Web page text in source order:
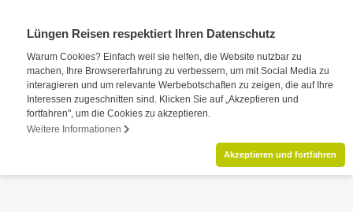
Lüngen Reisen respektiert Ihren Datenschutz
Warum Cookies? Einfach weil sie helfen, die Website nutzbar zu
machen, Ihre Browsererfahrung zu verbessern, um mit Social Media zu
interagieren und um relevante Werbebotschaften zu zeigen, die auf Ihre
Interessen zugeschnitten sind. Klicken Sie auf „Akzeptieren und
fortfahren", um die Cookies zu akzeptieren.
Weitere Informationen
Akzeptieren und fortfahren